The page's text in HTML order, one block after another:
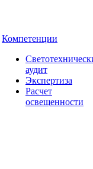
Компетенции
аудит
Экспертиза
Расчет
освещенности